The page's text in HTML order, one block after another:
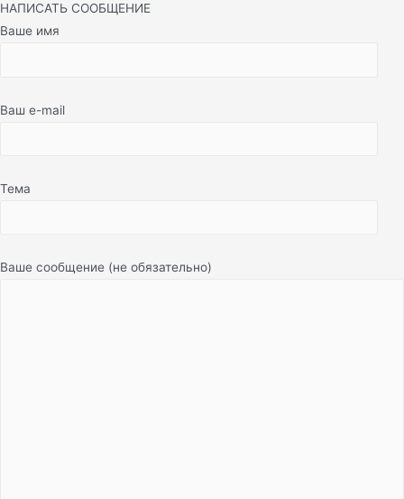
НАПИСАТЬ СООБЩЕНИЕ
Ваше имя
Ваш e-mail
Тема
Ваше сообщение (не обязательно)